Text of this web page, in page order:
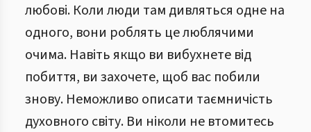
любові. Коли люди там дивляться одне на
одного, вони роблять це люблячими
очима. Навіть якщо ви вибухнете від
побиття, ви захочете, щоб вас побили
знову. Неможливо описати таємничість
духовного світу. Ви ніколи не втомитесь